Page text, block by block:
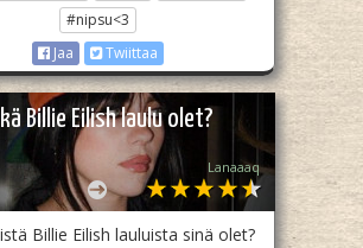
#nipsu<3
Jaa
Twiittaa
Billie Eilish laulu olet?
Lanaaaq
Billie Eilish lauluista sinä olet?